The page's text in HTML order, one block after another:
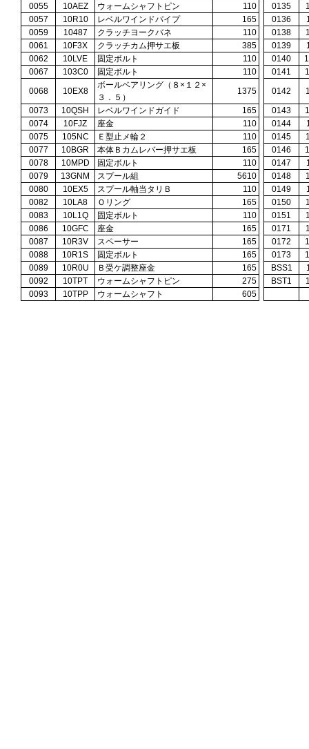
0055
10AEZ ウォームシャフトピン 110 0135
0057
10R10 レベルワインドパイプ 165 0136
0059
10487 クラッチヨークバネ 110 0138
0061
10F3X クラッチカム押サエ板 385 0139
0062
10LVE 固定ボルト 110 0140
0067
103C0 固定ボルト 110 0141
0068
10EX8
ボールベアリング（８×１２×
３．５）
1375 0142
0073
10QSH レベルワインドガイド 165 0143
0074
10FJZ 座金 110 0144
0075
105NC Ｅ型止メ輪２ 110 0145
0077
10BGR 本体Ｂカムレバー押サエ板 165 0146
0078
10MPD 固定ボルト 110 0147
0079
13GNM スプール組 5610 0148
0080
10EX5 スプール軸当タリＢ 110 0149
0082
10LA8 Ｏリング 165 0150
0083
10L1Q 固定ボルト 110 0151
0086
10GFC 座金 165 0171
0087
10R3V スペーサー 165 0172
0088
10R1S 固定ボルト 165 0173
0089
10R0U Ｂ受ケ調整座金 165 BSS1
0092
10TPT ウォームシャフトピン 275 BST1
0093
10TPP ウォームシャフト 605